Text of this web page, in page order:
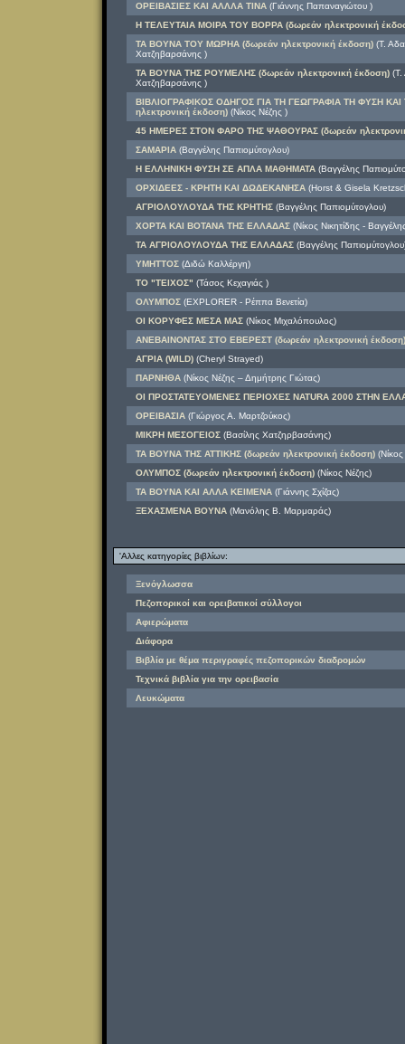
ΟΡΕΙΒΑΣΙΕΣ ΚΑΙ ΑΛΛΛΑ ΤΙΝΑ (Γιάννης Παπαναγιώτου )
Η ΤΕΛΕΥΤΑΙΑ ΜΟΙΡΑ ΤΟΥ ΒΟΡΡΑ (δωρεάν ηλεκτρονική
ΤΑ ΒΟΥΝΑ ΤΟΥ ΜΩΡΗΑ (δωρεάν ηλεκτρονική έκδοση)(Τ.
Χατζηβαρσάνης )
ΤΑ ΒΟΥΝΑ ΤΗΣ ΡΟΥΜΕΛΗΣ (δωρεάν ηλεκτρονική έκδοση)(Τ.
Χατζηβαρσάνης )
ΒΙΒΛΙΟΓΡΑΦΙΚΟΣ ΟΔΗΓΟΣ ΓΙΑ ΤΗ ΓΕΩΓΡΑΦΙΑ ΤΗ ΦΥΣΗ
ηλεκτρονική έκδοση)(Νίκος Νέζης )
45 ΗΜΕΡΕΣ ΣΤΟΝ ΦΑΡΟ ΤΗΣ ΨΑΘΟΥΡΑΣ (δωρεάν
ΣΑΜΑΡΙΑ(Βαγγέλης Παπιομύτογλου)
Η ΕΛΛΗΝΙΚΗ ΦΥΣΗ ΣΕ ΑΠΛΑ ΜΑΘΗΜΑΤΑ(Βαγγέλης
ΟΡΧΙΔΕΕΣ - ΚΡΗΤΗ ΚΑΙ ΔΩΔΕΚΑΝΗΣΑ(Horst & Gisela
ΑΓΡΙΟΛΟΥΛΟΥΔΑ ΤΗΣ ΚΡΗΤΗΣ(Βαγγέλης Παπιομύτογλου)
ΧΟΡΤΑ ΚΑΙ ΒΟΤΑΝΑ ΤΗΣ ΕΛΛΑΔΑΣ (Νίκος Νικητίδης -
ΤΑ ΑΓΡΙΟΛΟΥΛΟΥΔΑ ΤΗΣ ΕΛΛΑΔΑΣ(Βαγγέλης
ΥΜΗΤΤΟΣ(Διδώ Καλλέργη)
ΤΟ "ΤΕΙΧΟΣ" (Τάσος Κεχαγιάς )
ΟΛΥΜΠΟΣ(EXPLORER - Ρέππα Βενετία)
ΟΙ ΚΟΡΥΦΕΣ ΜΕΣΑ ΜΑΣ(Νίκος Μιχαλόπουλος)
ΑΝΕΒΑΙΝΟΝΤΑΣ ΣΤΟ ΕΒΕΡΕΣΤ (δωρεάν ηλεκτρονική
ΑΓΡΙΑ (WILD)(Cheryl Strayed)
ΠΑΡΝΗΘΑ(Νίκος Νέζης – Δημήτρης Γιώτας)
ΟΙ ΠΡΟΣΤΑΤΕΥΟΜΕΝΕΣ ΠΕΡΙΟΧΕΣ NATURA 2000 ΣΤΗΝ
ΟΡΕΙΒΑΣΙΑ(Γιώργος Α. Μαρτζούκος)
ΜΙΚΡΗ ΜΕΣΟΓΕΙΟΣ(Βασίλης Χατζηρβασάνης)
ΤΑ ΒΟΥΝΑ ΤΗΣ ΑΤΤΙΚΗΣ (δωρεάν ηλεκτρονική έκδοση)(Νίκος
ΟΛΥΜΠΟΣ (δωρεάν ηλεκτρονική έκδοση)(Νίκος Νέζης)
ΤΑ ΒΟΥΝΑ ΚΑΙ ΑΛΛΑ ΚΕΙΜΕΝΑ(Γιάννης Σχίζας)
ΞΕΧΑΣΜΕΝΑ ΒΟΥΝΑ(Μανόλης Β. Μαρμαράς)
'Αλλες κατηγορίες βιβλίων:
Ξενόγλωσσα
Πεζοπορικοί και ορειβατικοί σύλλογοι
Αφιερώματα
Διάφορα
Βιβλία με θέμα περιγραφές πεζοπορικών διαδρομών
Τεχνικά βιβλία για την ορειβασία
Λευκώματα